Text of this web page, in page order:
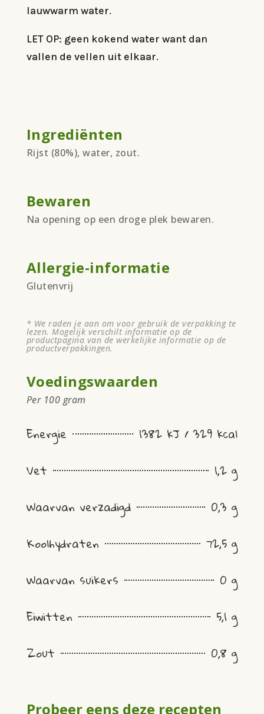
lauwwarm water.
LET OP: geen kokend water want dan
vallen de vellen uit elkaar.
Ingrediënten
Rijst (80%), water, zout.
Bewaren
Na opening op een droge plek bewaren.
Allergie-informatie
Glutenvrij
* We raden je aan om voor gebruik de verpakking te
lezen. Mogelijk verschilt informatie op de
productpagina van de werkelijke informatie op de
productverpakkingen.
Voedingswaarden
Per 100 gram
Energie
1382 kJ / 329 kcal
Vet
1,2 g
Waarvan verzadigd
0,3 g
Koolhydraten
72,5 g
Waarvan suikers
0 g
Eiwitten
5,1 g
Zout
0,8 g
Probeer eens deze recepten